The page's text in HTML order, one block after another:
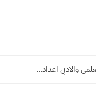
والادبي اعداد...